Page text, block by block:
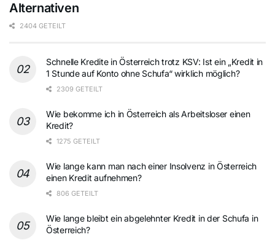
Alternativen
2404 GETEILT
Schnelle Kredite in Österreich trotz KSV: Ist ein „Kredit in
1 Stunde auf Konto ohne Schufa“ wirklich möglich?
2309 GETEILT
Wie bekomme ich in Österreich als Arbeitsloser einen
Kredit?
1275 GETEILT
Wie lange kann man nach einer Insolvenz in Österreich
einen Kredit aufnehmen?
806 GETEILT
Wie lange bleibt ein abgelehnter Kredit in der Schufa in
Österreich?